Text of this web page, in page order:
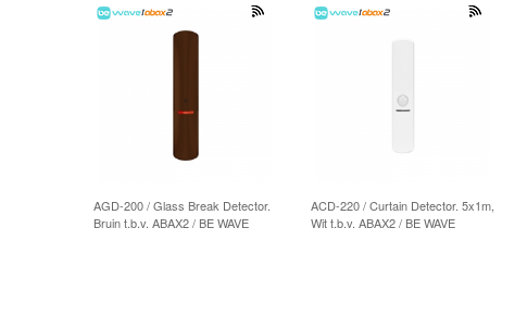
AGD-200 / Glass Break Detector.
Bruin t.b.v. ABAX2 / BE WAVE
ACD-220 / Curtain Detector. 5x1m,
Wit t.b.v. ABAX2 / BE WAVE